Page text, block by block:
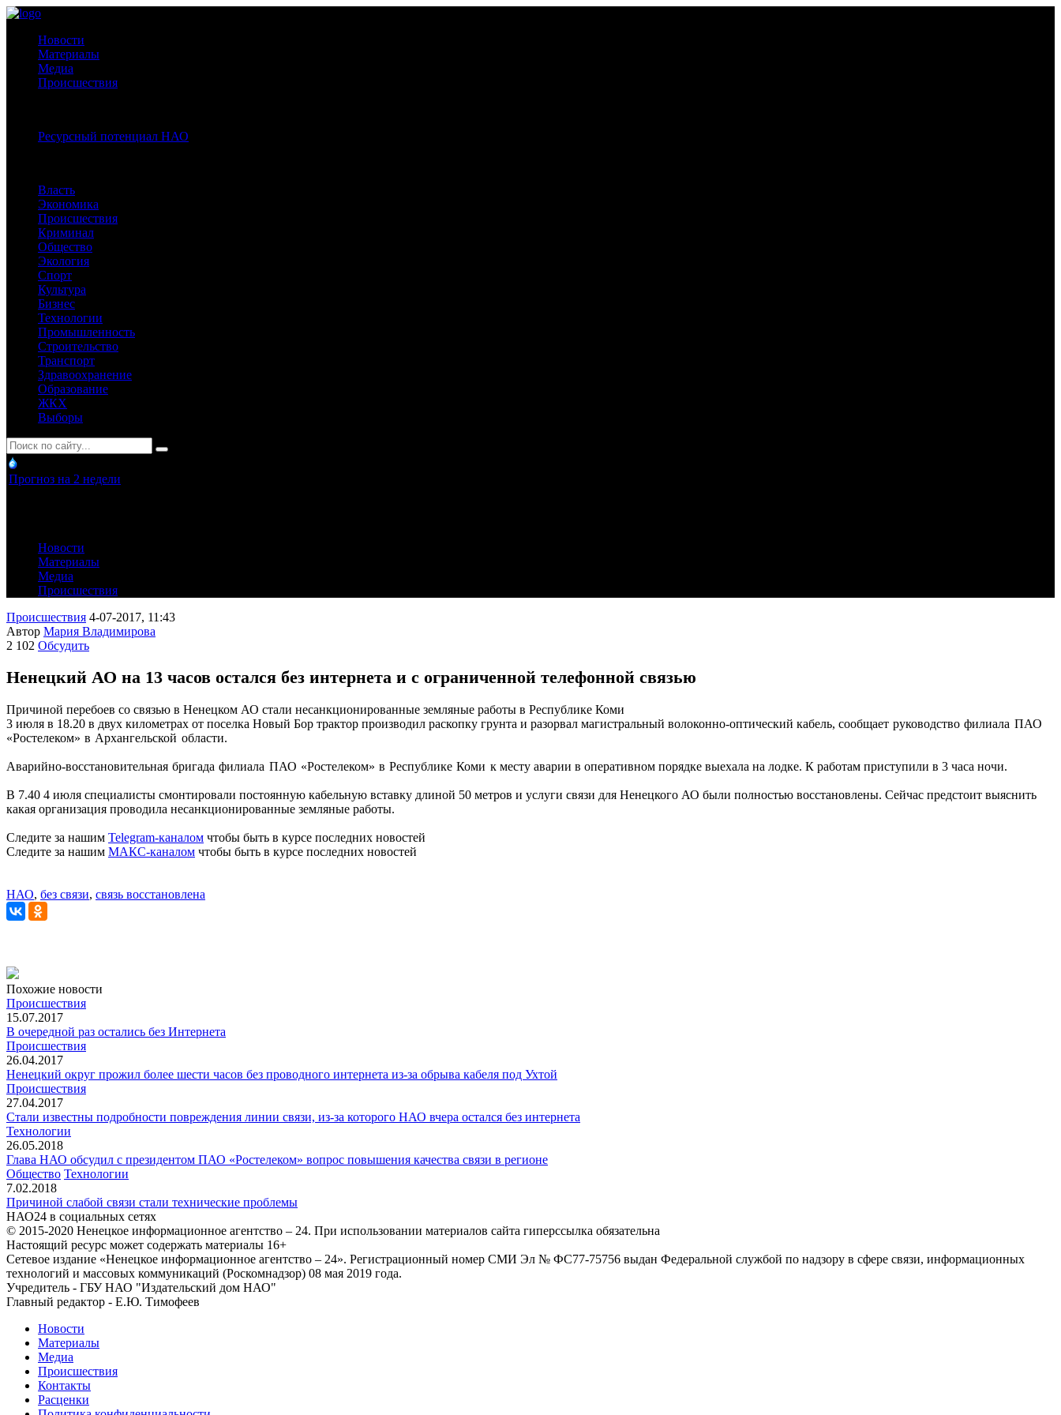
Новости
Материалы
Медиа
Происшествия
Ресурсный потенциал НАО
Власть
Экономика
Происшествия
Криминал
Общество
Экология
Спорт
Культура
Бизнес
Технологии
Промышленность
Строительство
Транспорт
Здравоохранение
Образование
ЖКХ
Выборы
Прогноз на 2 недели
Новости
Материалы
Медиа
Происшествия
Происшествия 4-07-2017, 11:43
Автор Мария Владимирова
2 102 Обсудить
Ненецкий АО на 13 часов остался без интернета и с ограниченной телефонной связью
Причиной перебоев со связью в Ненецком АО стали несанкционированные земляные работы в Республике Коми
3 июля в 18.20 в двух километрах от поселка Новый Бор трактор производил раскопку грунта и разорвал магистральный волоконно-оптический кабель, сообщает руководство филиала ПАО
«Ростелеком» в Архангельской области.
Аварийно-восстановительная бригада филиала ПАО «Ростелеком» в Республике Коми кместу аварии в оперативном порядке выехала на лодке. К работам приступили в 3 часа ночи.
В 7.40 4 июля специалисты смонтировали постоянную кабельную вставку длиной 50 метров и услуги связи для Ненецкого АО были полностью восстановлены. Сейчас предстоит выяснить
какая организация проводила несанкционированные земляные работы.
Следите за нашим Telegram-каналом чтобы быть в курсе последних новостей
Следите за нашим МАКС-каналом чтобы быть в курсе последних новостей
НАО, без связи, связь восстановлена
Похожие новости
Происшествия
15.07.2017
В очередной раз остались без Интернета
Происшествия
26.04.2017
Ненецкий округ прожил более шести часов без проводного интернета из-за обрыва кабеля под Ухтой
Происшествия
27.04.2017
Стали известны подробности повреждения линии связи, из-за которого НАО вчера остался без интернета
Технологии
26.05.2018
Глава НАО обсудил с президентом ПАО «Ростелеком» вопрос повышения качества связи в регионе
Общество Технологии
7.02.2018
Причиной слабой связи стали технические проблемы
НАО24 в социальных сетях
© 2015-2020 Ненецкое информационное агентство – 24. При использовании материалов сайта гиперссылка обязательна
Настоящий ресурс может содержать материалы 16+
Сетевое издание «Ненецкое информационное агентство – 24». Регистрационный номер СМИ Эл № ФС77-75756 выдан Федеральной службой по надзору в сфере связи, информационных
технологий и массовых коммуникаций (Роскомнадзор) 08 мая 2019 года.
Учредитель - ГБУ НАО "Издательский дом НАО"
Главный редактор - Е.Ю. Тимофеев
Новости
Материалы
Медиа
Происшествия
Контакты
Расценки